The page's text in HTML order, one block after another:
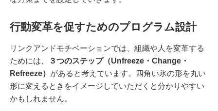
行動変革を促すためのプログラム設計
リンクアンドモチベーションでは、組織や人を変革する
ためには、
３つのステップ（Unfreeze・Change・
Refreeze） があると考えています。四角い氷の形を丸い
形に変えるときをイメージしていただくと分かりやすい
かもしれません。